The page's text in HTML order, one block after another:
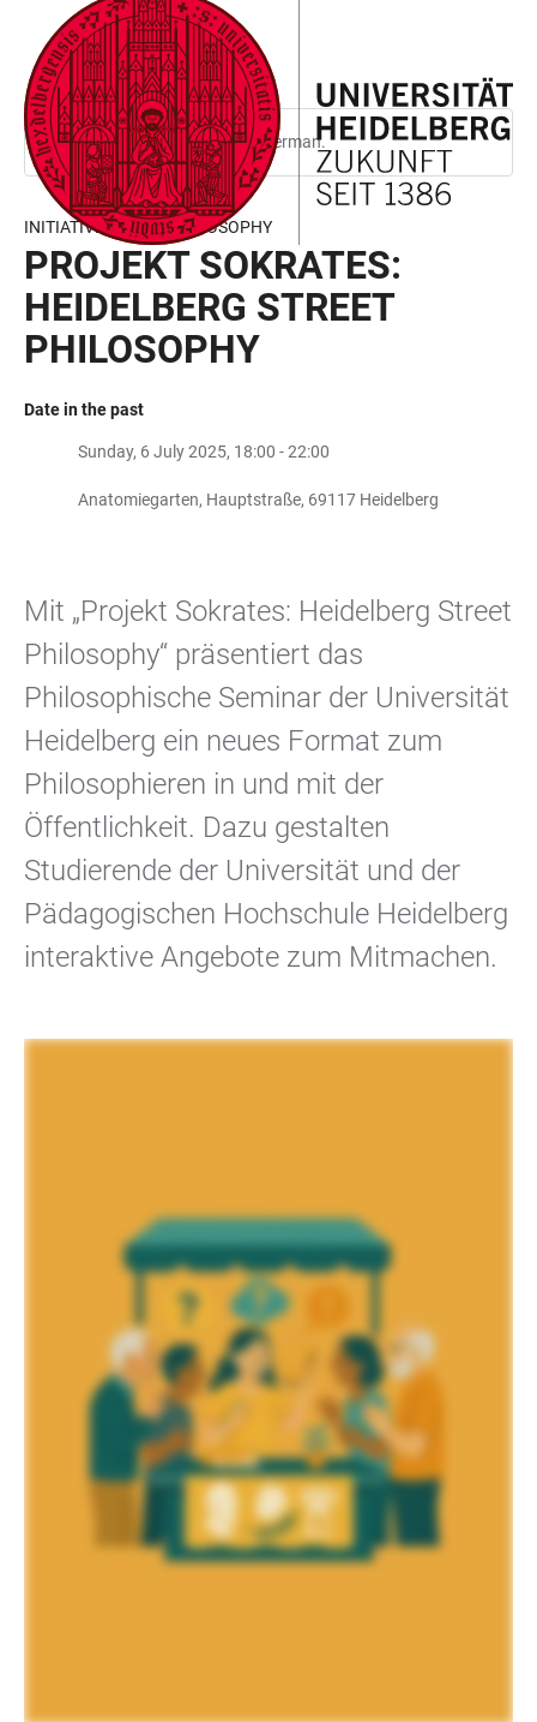
ACCESSIBILITY
LINKS
JUMP
TO
MAIN
CONTENT
OPEN
MAIN
NAVIGATION
OPEN
SEARCH
FORM
This page is only available in German.
INITIATIVE PUBLIC PHILOSOPHY
PROJEKT SOKRATES:
HEIDELBERG STREET
PHILOSOPHY
Date in the past
Sunday, 6 July 2025, 18:00 - 22:00
Anatomiegarten, Hauptstraße, 69117 Heidelberg
Mit „Projekt Sokrates: Heidelberg Street
Philosophy“ präsentiert das
Philosophische Seminar der Universität
Heidelberg ein neues Format zum
Philosophieren in und mit der
Öffentlichkeit. Dazu gestalten
Studierende der Universität und der
Pädagogischen Hochschule Heidelberg
interaktive Angebote zum Mitmachen.